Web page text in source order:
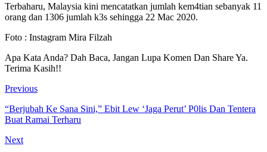
Terbaharu, Malaysia kini mencatatkan jumlah kem4tian sebanyak 11
orang dan 1306 jumlah k3s sehingga 22 Mac 2020.
Foto : Instagram Mira Filzah
Apa Kata Anda? Dah Baca, Jangan Lupa Komen Dan Share Ya.
Terima Kasih!!
Previous
“Berjubah Ke Sana Sini,” Ebit Lew ‘Jaga Perut’ P0lis Dan Tentera
Buat Ramai Terharu
Next